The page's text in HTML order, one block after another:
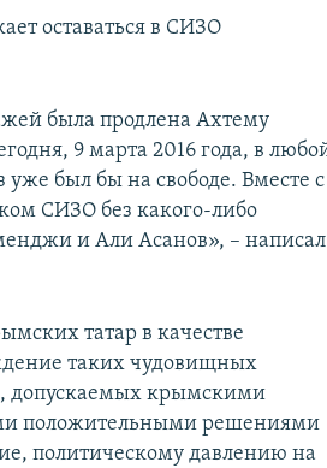
оставаться в СИЗО
была продлена Ахтему
9 марта 2016 года, в
уже был бы на свободе. Вместе с
СИЗО без какого-либо
и Али Асанов», – написал
татар в качестве
таких чудовищных
допускаемых крымскими
положительными решениями
политическому давлению на